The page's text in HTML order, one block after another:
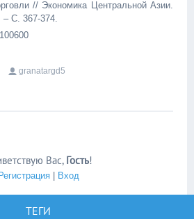
// Экономика Центральной Азии.
С. 367-374.
granatargd5
Вас, Гость!
Регистрация| Вход
ТЕГИ